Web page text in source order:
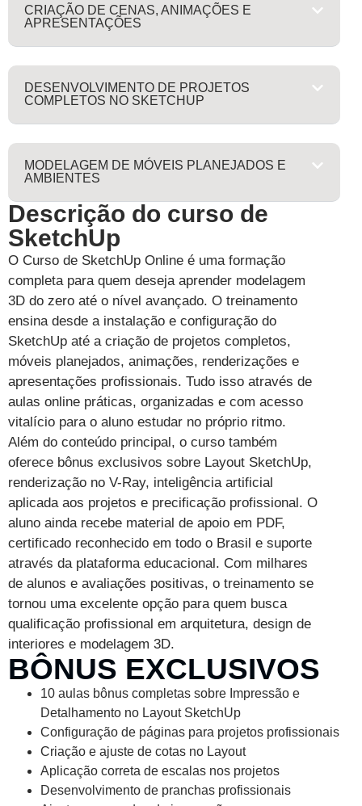
CRIAÇÃO DE CENAS, ANIMAÇÕES E
APRESENTAÇÕES
DESENVOLVIMENTO DE PROJETOS
COMPLETOS NO SKETCHUP
MODELAGEM DE MÓVEIS PLANEJADOS E
AMBIENTES
Descrição do curso de
SketchUp
O Curso de SketchUp Online é uma formação
completa para quem deseja aprender modelagem
3D do zero até o nível avançado. O treinamento
ensina desde a instalação e configuração do
SketchUp até a criação de projetos completos,
móveis planejados, animações, renderizações e
apresentações profissionais. Tudo isso através de
aulas online práticas, organizadas e com acesso
vitalício para o aluno estudar no próprio ritmo.
Além do conteúdo principal, o curso também
oferece bônus exclusivos sobre Layout SketchUp,
renderização no V-Ray, inteligência artificial
aplicada aos projetos e precificação profissional. O
aluno ainda recebe material de apoio em PDF,
certificado reconhecido em todo o Brasil e suporte
através da plataforma educacional. Com milhares
de alunos e avaliações positivas, o treinamento se
tornou uma excelente opção para quem busca
qualificação profissional em arquitetura, design de
interiores e modelagem 3D.
BÔNUS EXCLUSIVOS
10 aulas bônus completas sobre Impressão e
Detalhamento no Layout SketchUp
Configuração de páginas para projetos profissionais
Criação e ajuste de cotas no Layout
Aplicação correta de escalas nos projetos
Desenvolvimento de pranchas profissionais